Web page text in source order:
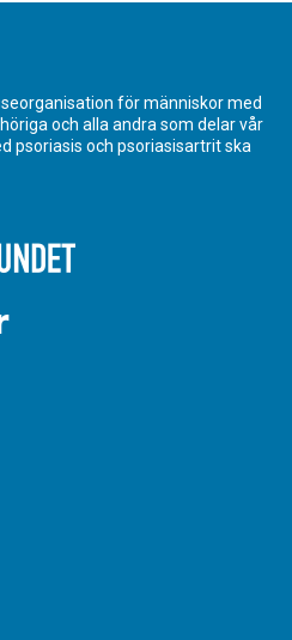
för människor med
och alla andra som delar vår
psoriasis och psoriasisartrit ska